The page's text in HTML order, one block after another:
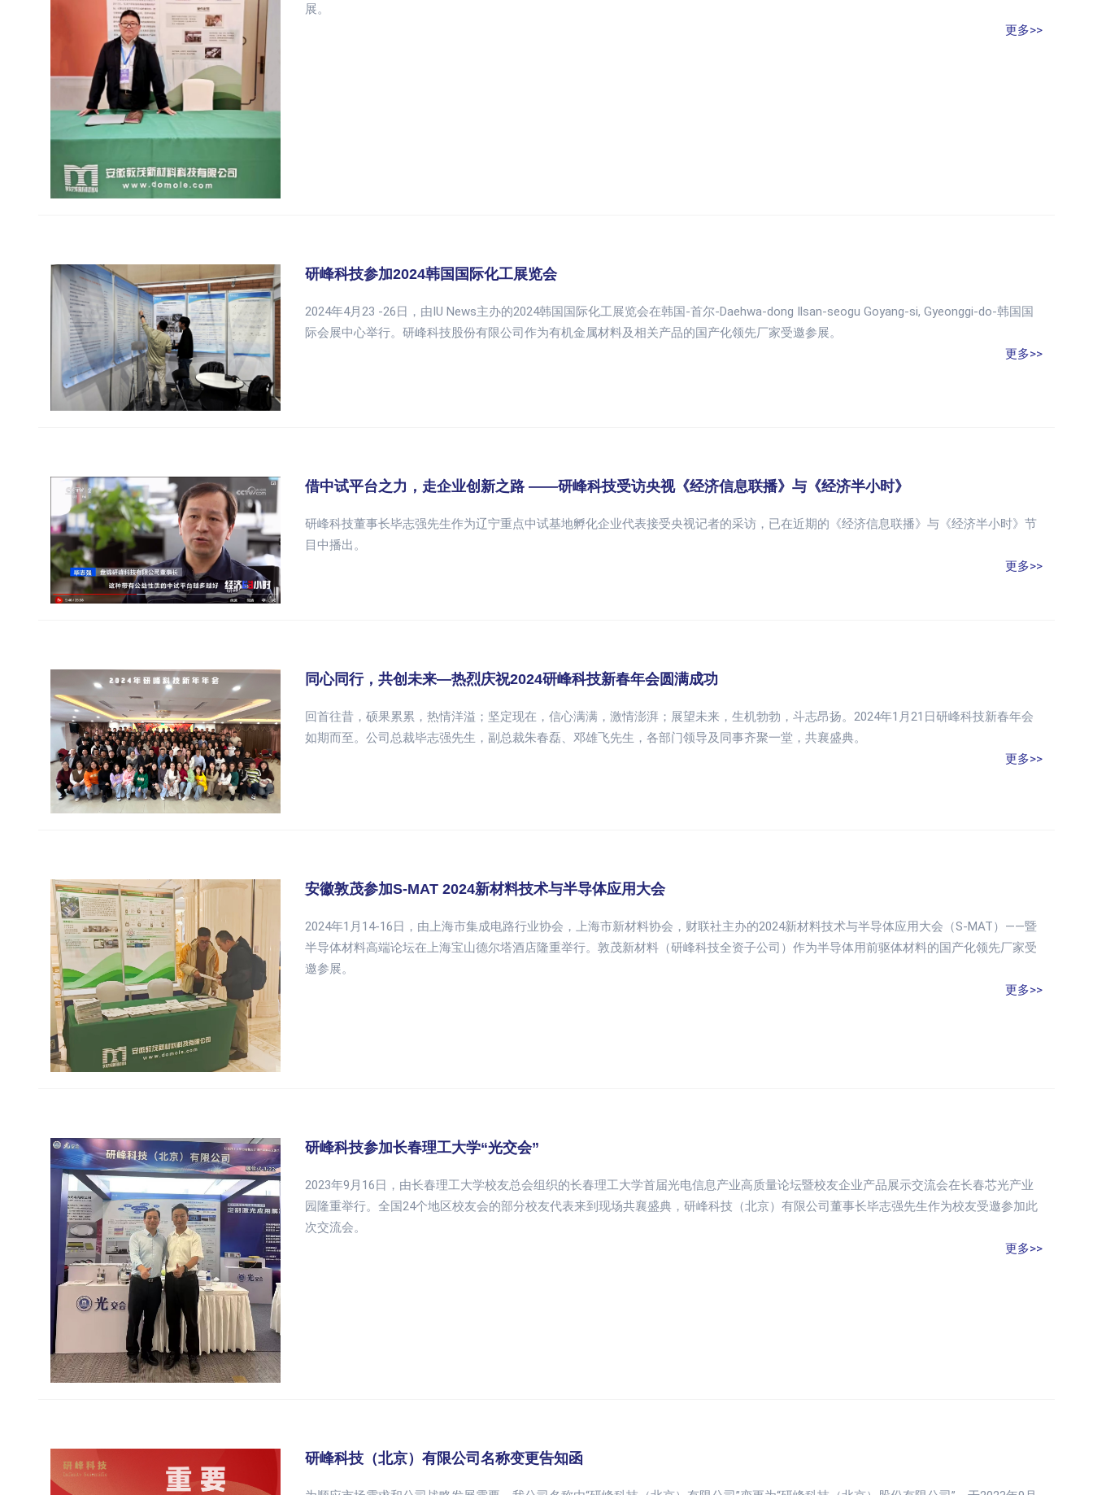
展。
更多>>
研峰科技参加2024韩国国际化工展览会
2024年4月23 -26日，由IU News主办的2024韩国国际化工展览会在韩国-首尔-Daehwa-dong Ilsan-seogu Goyang-si, Gyeonggi-do-韩国国
际会展中心举行。研峰科技股份有限公司作为有机金属材料及相关产品的国产化领先厂家受邀参展。
更多>>
借中试平台之力，走企业创新之路 ——研峰科技受访央视《经济信息联播》与《经济半小时》
研峰科技董事长毕志强先生作为辽宁重点中试基地孵化企业代表接受央视记者的采访，已在近期的《经济信息联播》与《经济半小时》节
目中播出。
更多>>
同心同行，共创未来—热烈庆祝2024研峰科技新春年会圆满成功
回首往昔，硕果累累，热情洋溢；坚定现在，信心满满，激情澎湃；展望未来，生机勃勃，斗志昂扬。2024年1月21日研峰科技新春年会
如期而至。公司总裁毕志强先生，副总裁朱春磊、邓雄飞先生，各部门领导及同事齐聚一堂，共襄盛典。
更多>>
安徽敦茂参加S-MAT 2024新材料技术与半导体应用大会
2024年1月14-16日，由上海市集成电路行业协会，上海市新材料协会，财联社主办的2024新材料技术与半导体应用大会（S-MAT）——暨
半导体材料高端论坛在上海宝山德尔塔酒店隆重举行。敦茂新材料（研峰科技全资子公司）作为半导体用前驱体材料的国产化领先厂家受
邀参展。
更多>>
研峰科技参加长春理工大学“光交会”
2023年9月16日，由长春理工大学校友总会组织的长春理工大学首届光电信息产业高质量论坛暨校友企业产品展示交流会在长春芯光产业
园隆重举行。全国24个地区校友会的部分校友代表来到现场共襄盛典，研峰科技（北京）有限公司董事长毕志强先生作为校友受邀参加此
次交流会。
更多>>
研峰科技（北京）有限公司名称变更告知函